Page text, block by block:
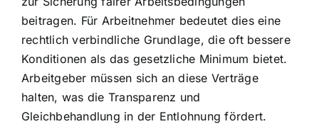
beitragen. Für Arbeitnehmer bedeutet dies eine
rechtlich verbindliche Grundlage, die oft bessere
Konditionen als das gesetzliche Minimum bietet.
Arbeitgeber müssen sich an diese Verträge
halten, was die Transparenz und
Gleichbehandlung in der Entlohnung fördert.